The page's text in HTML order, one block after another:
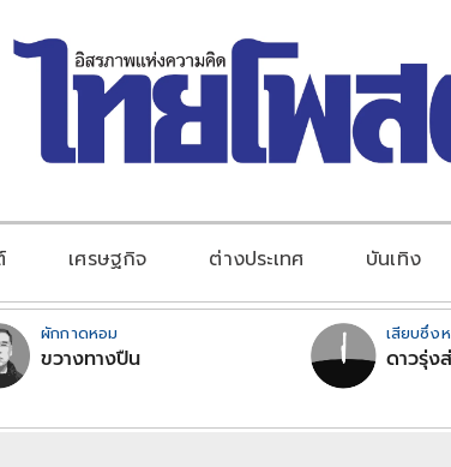
เศรษฐกิจ ต่างประเทศ บันเทิง
ผักกาดหอม
ขวางทางปืน
เสียบซึ่ง
ดาวรุ่ง